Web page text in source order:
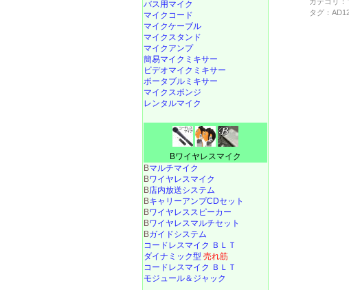
タグ：
バス用マイク
マイクコード
マイクケーブル
マイクスタンド
マイクアンプ
簡易マイクミキサー
ビデオマイクミキサー
ポータブルミキサー
マイクスポンジ
レンタルマイク
Bワイヤレスマイク
Bマルチマイク
Bワイヤレスマイク
B店内放送システム
BキャリーアンプCDセット
Bワイヤレススピーカー
Bワイヤレスマルチセット
Bガイドシステム
コードレスマイク ＢＬＴ
ダイナミック型 売れ筋
コードレスマイク ＢＬＴ
モジュール＆ジャック